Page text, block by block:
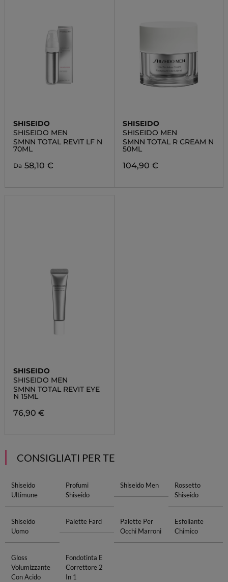
SHISEIDO
SHISEIDO MEN
SMNN TOTAL REVIT LF N
70ML
Da 58,10 €
SHISEIDO
SHISEIDO MEN
SMNN TOTAL R CREAM N
50ML
104,90 €
SHISEIDO
SHISEIDO MEN
SMNN TOTAL REVIT EYE
N 15ML
76,90 €
CONSIGLIATI PER TE
Shiseido
Ultimune
Profumi
Shiseido
Shiseido Men
Rossetto
Shiseido
Shiseido
Uomo
Palette Fard
Palette Per
Occhi Marroni
Esfoliante
Chimico
Gloss
Volumizzante
Con Acido
Fondotinta E
Correttore 2
In 1